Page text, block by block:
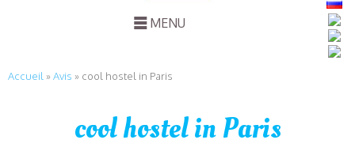
MENU
Accueil »Avis » cool hostel in Paris
cool hostel in Paris